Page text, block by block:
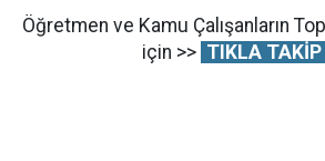
Öğretmen ve Kamu Çalışanların
için >> TIKLA TAKİP